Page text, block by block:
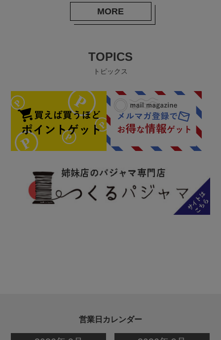
MORE
TOPICS
トピックス
営業日カレンダー